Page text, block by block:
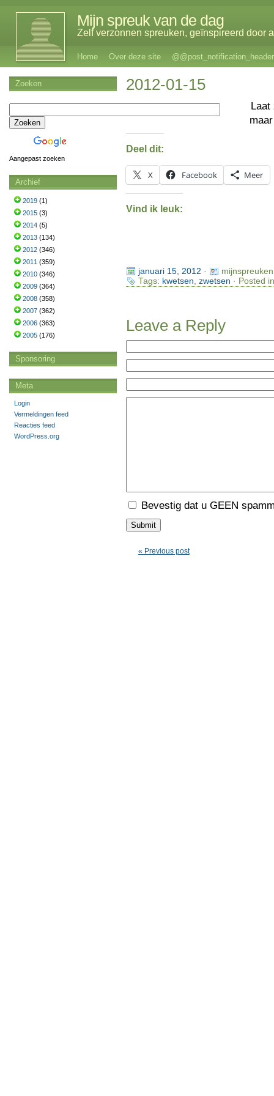
Mijn spreuk van de dag
Zelf verzonnen spreuken, geïnspireerd door
Home Over deze site @@post_notification_header
2012-01-15
Deel dit:
X Facebook Meer
Vind ik leuk:
januari 15, 2012 ·
Tags: kwetsen zwetsen · Posted
Leave a Reply
Bevestig dat u GEEN
« Previous post
Zoeken
Aangepast zoeken
Archief
2019 (1)
2015 (3)
2014 (5)
2013 (134)
2012 (346)
2011 (359)
2010 (346)
2009 (364)
2008 (358)
2007 (362)
2006 (363)
2005 (176)
Sponsoring
Meta
Login
Vermeldingen feed
Reacties feed
WordPress.org